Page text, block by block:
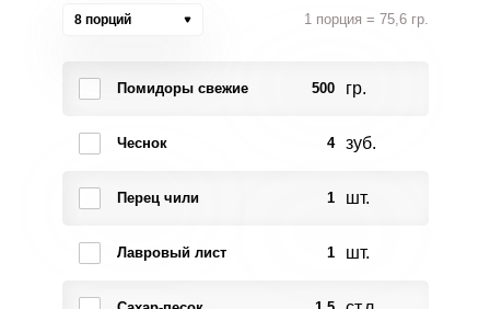
8 порций 1 порция = 75,6 гр.
Помидоры свежие 500 гр.
Чеснок 4 зуб.
Перец чили 1 шт.
Лавровый лист 1 шт.